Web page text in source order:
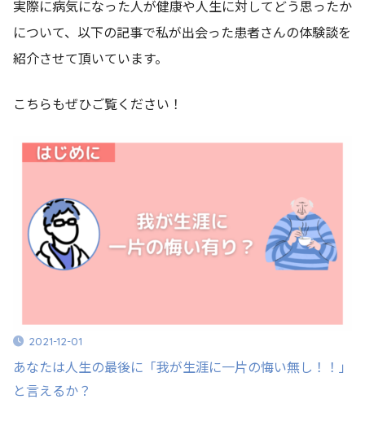
実際に病気になった人が健康や人生に対してどう思ったか
について、以下の記事で私が出会った患者さんの体験談を
紹介させて頂いています。
こちらもぜひご覧ください！
2021-12-01
あなたは人生の最後に「我が生涯に一片の悔い無し！！」
と言えるか？